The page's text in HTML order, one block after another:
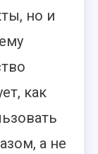
но и
как
а не